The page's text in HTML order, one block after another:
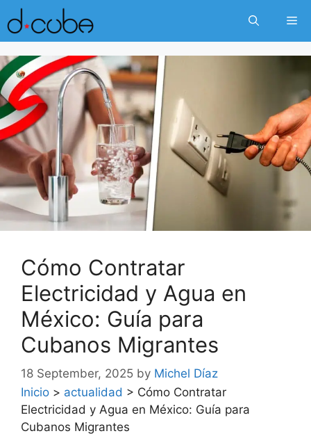
Skip
to
content
Cómo Contratar
Electricidad y Agua en
México: Guía para
Cubanos Migrantes
18 September, 2025 by Michel Díaz
Inicio > actualidad > Cómo Contratar
Electricidad y Agua en México: Guía para
Cubanos Migrantes